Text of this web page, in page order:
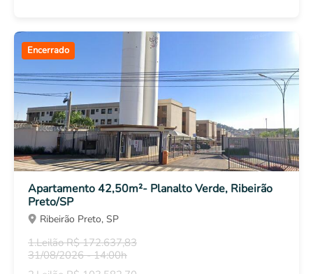
Encerrado
Apartamento 42,50m²- Planalto Verde, Ribeirão
Preto/SP
Ribeirão Preto, SP
1.Leilão R$ 172.637,83
31/08/2026 - 14:00h